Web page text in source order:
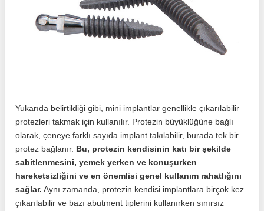
Yukarıda belirtildiği gibi, mini implantlar genellikle çıkarılabilir
protezleri takmak için kullanılır. Protezin büyüklüğüne bağlı
olarak, çeneye farklı sayıda implant takılabilir, burada tek bir
protez bağlanır. Bu, protezin kendisinin katı bir şekilde
sabitlenmesini, yemek yerken ve konuşurken
hareketsizliğini ve en önemlisi genel kullanım rahatlığını
sağlar. Aynı zamanda, protezin kendisi implantlara birçok kez
çıkarılabilir ve bazı abutment tiplerini kullanırken sınırsız